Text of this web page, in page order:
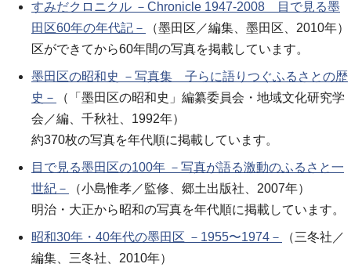
すみだクロニクル －Chronicle 1947-2008 目で見る墨
田区60年の年代記－
（墨田区／編集、墨田区、2010年）
区ができてから60年間の写真を掲載しています。
墨田区の昭和史 －写真集 子らに語りつぐふるさとの歴
史－
（「墨田区の昭和史」編纂委員会・地域文化研究学
会／編、千秋社、1992年）
約370枚の写真を年代順に掲載しています。
目で見る墨田区の100年 －写真が語る激動のふるさと一
世紀－
（小島惟孝／監修、郷土出版社、2007年）
明治・大正から昭和の写真を年代順に掲載しています。
昭和30年・40年代の墨田区 －1955〜1974－
（三冬社／
編集、三冬社、2010年）